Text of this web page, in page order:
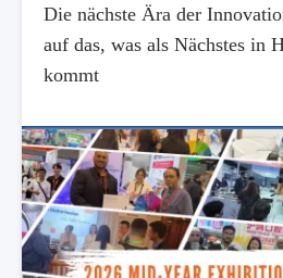
Die nächste Ära der
auf das, was als Nächstes in
kommt